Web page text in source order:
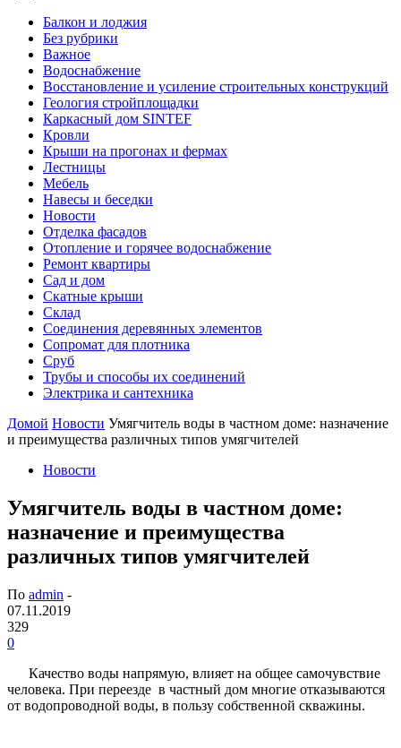
Балкон и лоджия
Без рубрики
Важное
Водоснабжение
Восстановление и усиление строительных конструкций
Геология стройплощадки
Каркасный дом SINTEF
Кровли
Крыши на прогонах и фермах
Лестницы
Мебель
Навесы и беседки
Новости
Отделка фасадов
Отопление и горячее водоснабжение
Ремонт квартиры
Сад и дом
Скатные крыши
Склад
Соединения деревянных элементов
Сопромат для плотника
Сруб
Трубы и способы их соединений
Электрика и сантехника
Домой Новости Умягчитель воды в частном доме: назначение
и преимущества различных типов умягчителей
Новости
Умягчитель воды в частном доме:
назначение и преимущества
различных типов умягчителей
По admin -
07.11.2019
329
0
Качество воды напрямую, влияет на общее самочувствие
человека. При переезде в частный дом многие отказываются
от водопроводной воды, в пользу собственной скважины.